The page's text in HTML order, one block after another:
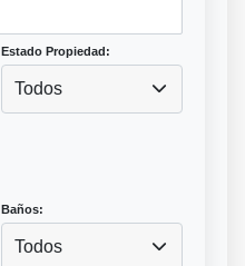
Estado Propiedad:
Todos
Baños:
Todos